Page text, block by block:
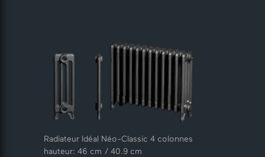
Radiateur Idéal Néo-Classic 4 colonnes
hauteur: 46 cm / 40.9 cm